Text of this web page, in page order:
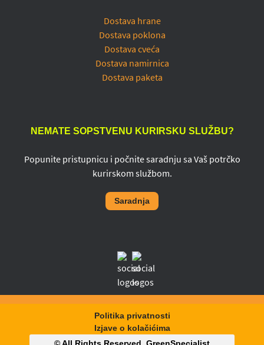
Dostava hrane
Dostava poklona
Dostava cveća
Dostava namirnica
Dostava paketa
NEMATE SOPSTVENU KURIRSKU SLUŽBU?
Popunite pristupnicu i počnite saradnju sa Vaš potrčko
kurirskom službom.
Saradnja
Politika privatnosti
Izjave o kolačićima